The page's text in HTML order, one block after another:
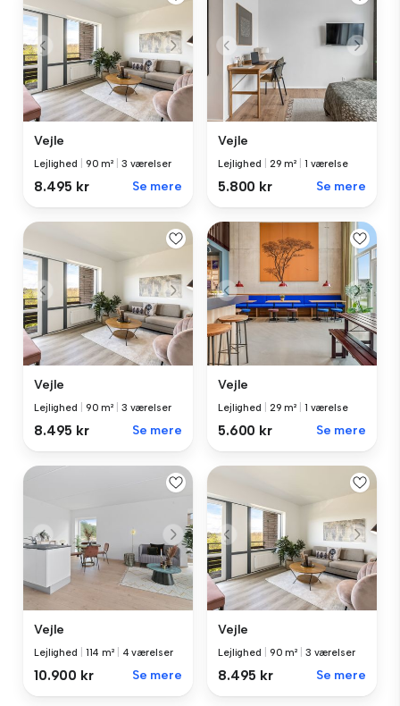
Vejle
Lejlighed 90 m² 3 værelser
8.495 kr Se mere
Vejle
Lejlighed 29 m² 1 værelse
5.800 kr Se mere
Vejle
Lejlighed 90 m² 3 værelser
8.495 kr Se mere
Vejle
Lejlighed 29 m² 1 værelse
5.600 kr Se mere
Vejle
Lejlighed 114 m² 4 værelser
10.900 kr Se mere
Vejle
Lejlighed 90 m² 3 værelser
8.495 kr Se mere